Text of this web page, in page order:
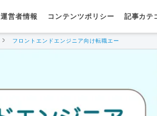
運営者情報 コンテンツポリシー 記事カテ
フロントエンドエンジニア向け転職エージェント